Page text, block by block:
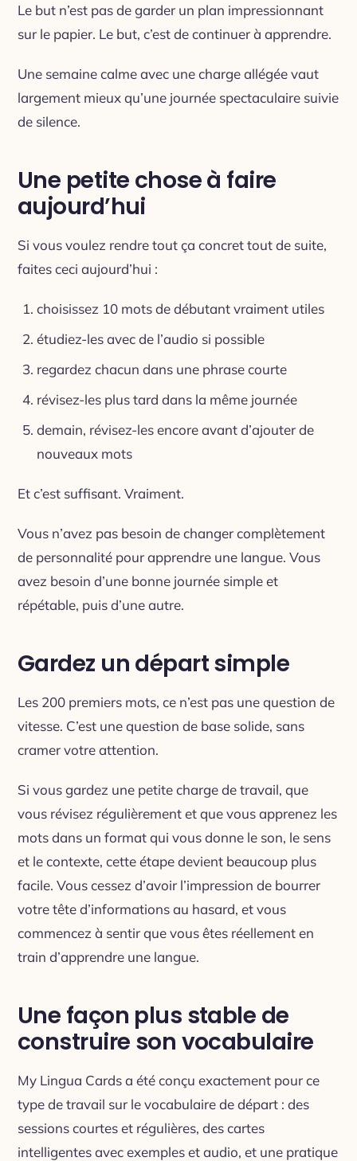
Le but n’est pas de garder un plan impressionnant
sur le papier. Le but, c’est de continuer à apprendre.
Une semaine calme avec une charge allégée vaut
largement mieux qu’une journée spectaculaire suivie
de silence.
Une petite chose à faire
aujourd’hui
Si vous voulez rendre tout ça concret tout de suite,
faites ceci aujourd’hui :
choisissez 10 mots de débutant vraiment utiles
étudiez-les avec de l’audio si possible
regardez chacun dans une phrase courte
révisez-les plus tard dans la même journée
demain, révisez-les encore avant d’ajouter de
nouveaux mots
Et c’est suffisant. Vraiment.
Vous n’avez pas besoin de changer complètement
de personnalité pour apprendre une langue. Vous
avez besoin d’une bonne journée simple et
répétable, puis d’une autre.
Gardez un départ simple
Les 200 premiers mots, ce n’est pas une question de
vitesse. C’est une question de base solide, sans
cramer votre attention.
Si vous gardez une petite charge de travail, que
vous révisez régulièrement et que vous apprenez les
mots dans un format qui vous donne le son, le sens
et le contexte, cette étape devient beaucoup plus
facile. Vous cessez d’avoir l’impression de bourrer
votre tête d’informations au hasard, et vous
commencez à sentir que vous êtes réellement en
train d’apprendre une langue.
Une façon plus stable de
construire son vocabulaire
My Lingua Cards a été conçu exactement pour ce
type de travail sur le vocabulaire de départ : des
sessions courtes et régulières, des cartes
intelligentes avec exemples et audio, et une pratique